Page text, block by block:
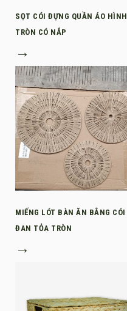
SỌT CÓI ĐỰNG QUẦN ÁO HÌNH
TRÒN CÓ NẮP
→
MIẾNG LÓT BÀN ĂN BẰNG CÓI
ĐAN TỎA TRÒN
→